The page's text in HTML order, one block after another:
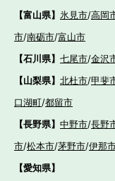
【富山県】 氷見市/高岡
市/南砺市/富山市
【石川県】 七尾市/金沢
【山梨県】 北杜市/甲斐
口湖町/都留市
【長野県】 中野市/長野
市/松本市/茅野市/伊那
【愛知県】